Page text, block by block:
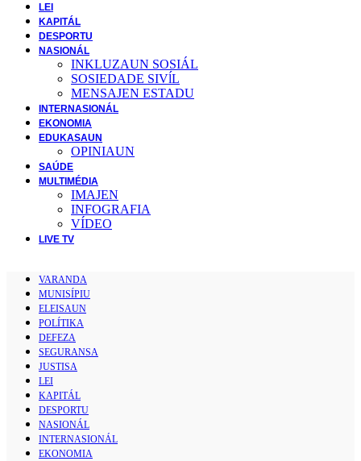
LEI
KAPITÁL
DESPORTU
NASIONÁL
INKLUZAUN SOSIÁL
SOSIEDADE SIVĺL
MENSAJEN ESTADU
INTERNASIONÁL
EKONOMIA
EDUKASAUN
OPINIAUN
SAÚDE
MULTIMÉDIA
IMAJEN
INFOGRAFIA
VÍDEO
LIVE TV
VARANDA
MUNISÍPIU
ELEISAUN
POLÍTIKA
DEFEZA
SEGURANSA
JUSTISA
LEI
KAPITÁL
DESPORTU
NASIONÁL
INTERNASIONÁL
EKONOMIA